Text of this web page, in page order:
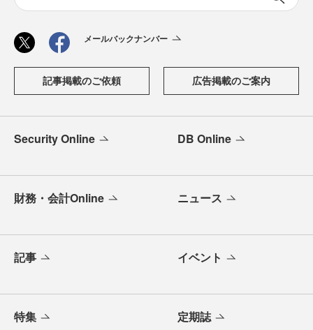
メールバックナンバー
記事掲載のご依頼 広告掲載のご案内
Security Online DB Online
財務・会計Online ニュース
記事 イベント
特集 定期誌